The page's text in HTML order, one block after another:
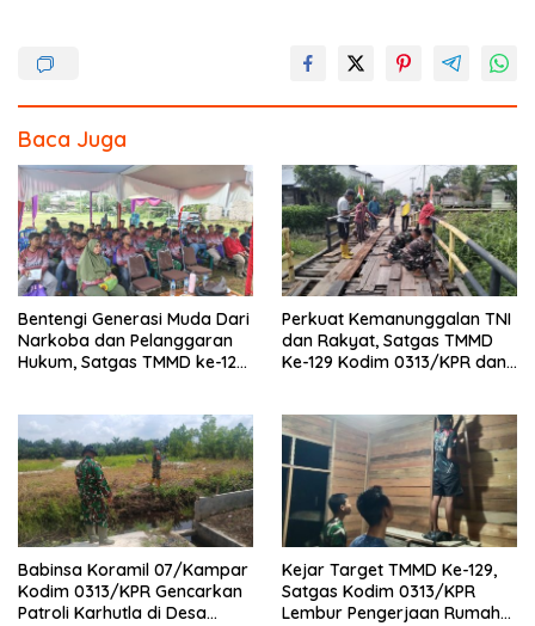
o
o
k
Baca Juga
Bentengi Generasi Muda Dari
Narkoba dan Pelanggaran
Hukum, Satgas TMMD ke-129
Terap
Perkuat Kemanunggalan TNI
dan Rakyat, Satgas TMMD
Ke-129 Kodim 0313/KPR dan
Desa
Babinsa Koramil 07/Kampar
Kodim 0313/KPR Gencarkan
Patroli Karhutla di Desa
Kejar Target TMMD Ke-129,
Satgas Kodim 0313/KPR
Lembur Pengerjaan Rumah